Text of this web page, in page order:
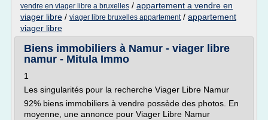
vendre en viager libre a bruxelles / appartement a vendre en
viager libre / viager libre bruxelles appartement/ appartement
viager libre
Biens immobiliers à Namur - viager libre
namur - Mitula Immo
1
Les singularités pour la recherche Viager Libre Namur
92% biens immobiliers à vendre possède des photos. En
moyenne, une annonce pour Viager Libre Namur